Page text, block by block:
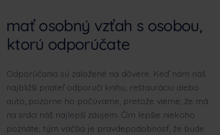
mať osobný vzťah s osobou,
ktorú odporúčate
Odporúčania sú založené na dôvere. Keď nám náš
najbližší priateľ odporučí knihu, reštauráciu alebo
auto, pozorne ho počúvame, pretože vieme, že má
na srdci náš najlepší záujem. Čím lepšie niekoho
poznáte, tým väčšia je pravdepodobnosť, že bude